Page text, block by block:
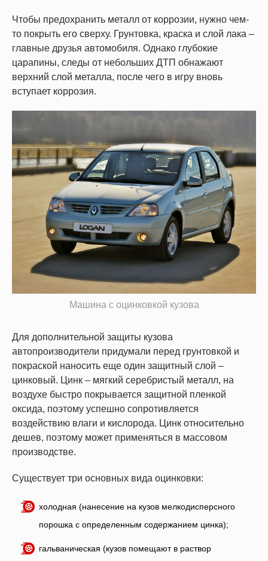
Чтобы предохранить металл от коррозии, нужно чем-
то покрыть его сверху. Грунтовка, краска и слой лака –
главные друзья автомобиля. Однако глубокие
царапины, следы от небольших ДТП обнажают
верхний слой металла, после чего в игру вновь
вступает коррозия.
Машина с оцинковкой кузова
Для дополнительной защиты кузова
автопроизводители придумали перед грунтовкой и
покраской наносить еще один защитный слой –
цинковый. Цинк – мягкий серебристый металл, на
воздухе быстро покрывается защитной пленкой
оксида, поэтому успешно сопротивляется
воздействию влаги и кислорода. Цинк относительно
дешев, поэтому может применяться в массовом
производстве.
Существует три основных вида оцинковки:
холодная (нанесение на кузов мелкодисперсного
порошка с определенным содержанием цинка);
гальваническая (кузов помещают в раствор